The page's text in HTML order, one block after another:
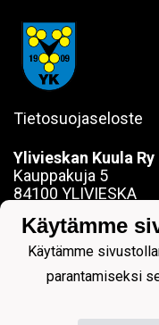
Tietosuojaseloste
Ylivieskan Kuula Ry
Kauppakuja 5
84100 YLIVIESKA
0442354684
Y-tunnus: 0190563-
Käytämme
Käytämme
parantamiseksi